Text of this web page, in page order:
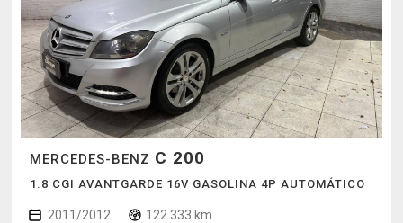
MERCEDES-BENZ C 200
1.8 CGI AVANTGARDE 16V GASOLINA 4P AUTOMÁTICO
2011/2012 122.333 km